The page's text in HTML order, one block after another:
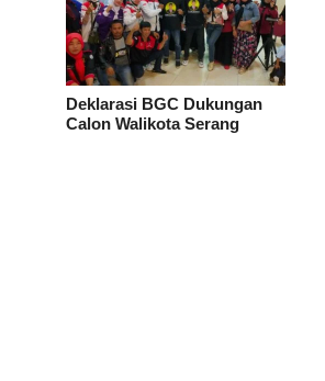
Deklarasi BGC Dukungan
Calon Walikota Serang